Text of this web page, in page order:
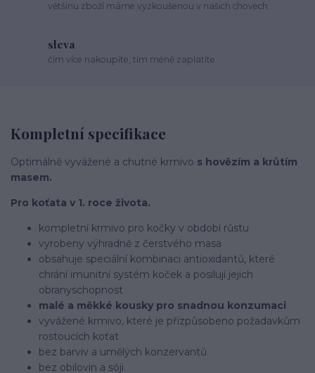
většinu zboží máme vyzkoušenou v našich chovech
sleva
čím více nakoupíte, tím méně zaplatíte
Kompletní specifikace
Optimálně vyvážené a chutné krmivo s hovězím a krůtím
masem.
Pro koťata v 1. roce života.
kompletní krmivo pro kočky v období růstu
vyrobeny výhradně z čerstvého masa
obsahuje speciální kombinaci antioxidantů, které
chrání imunitní systém koček a posilují jejich
obranyschopnost
malé a měkké kousky pro snadnou konzumaci
vyvážené krmivo, které je přizpůsobeno požadavkům
rostoucích koťat
bez barviv a umělých konzervantů
bez obilovin a sóji